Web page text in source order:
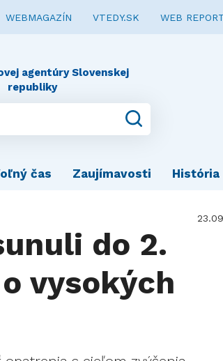
WEBMAGAZÍN VTEDY.SK WEB
agentúry Slovenskej
republiky
čas Zaujímavosti História
do 2.
vysokých